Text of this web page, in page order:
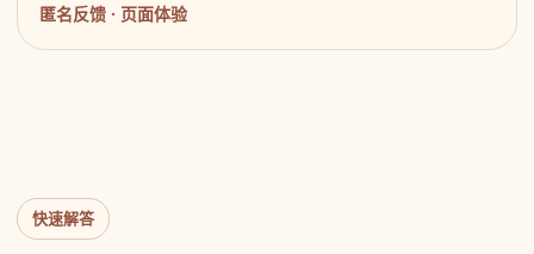
匿名反馈 · 页面体验
快速解答